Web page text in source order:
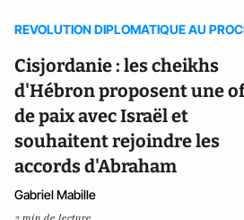
REVOLUTION DIPLOMATIQUE AU
Cisjordanie : les cheikhs
d'Hébron proposent une
de paix avec Israël et
souhaitent rejoindre les
accords d'Abraham
Gabriel Mabille